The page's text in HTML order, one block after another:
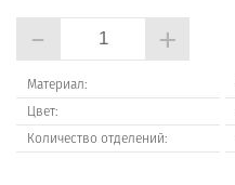
- +
Материал:
Цвет:
Количество отделений: